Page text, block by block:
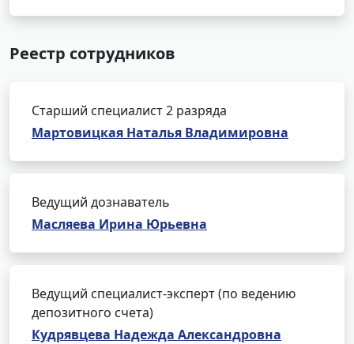
Реестр сотрудников
Старший специалист 2 разряда
Мартовицкая Наталья Владимировна
Ведущий дознаватель
Масляева Ирина Юрьевна
Ведущий специалист-эксперт (по ведению
депозитного счета)
Кудрявцева Надежда Александровна